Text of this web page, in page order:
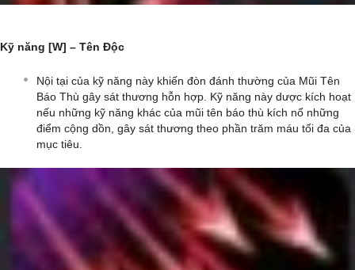
Kỹ năng [W] – Tên Độc
Nội tại của kỹ năng này khiến đòn đánh thường của Mũi Tên
Báo Thù gây sát thương hỗn hợp. Kỹ năng này dược kích hoạt
nếu những kỹ năng khác của mũi tên báo thù kích nổ những
điểm cộng dồn, gây sát thương theo phần trăm máu tối đa của
mục tiêu.